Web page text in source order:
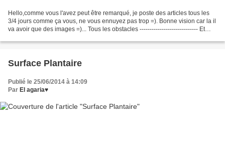
Hello,comme vous l'avez peut être remarqué, je poste des articles tous les
3/4 jours comme ça vous, ne vous ennuyez pas trop =). Bonne vision car la il
va avoir que des images =)... Tous les obstacles ----------------------------- Et
Surface Plantaire
Publié le 25/06/2014 à 14:09
Par El agaria♥